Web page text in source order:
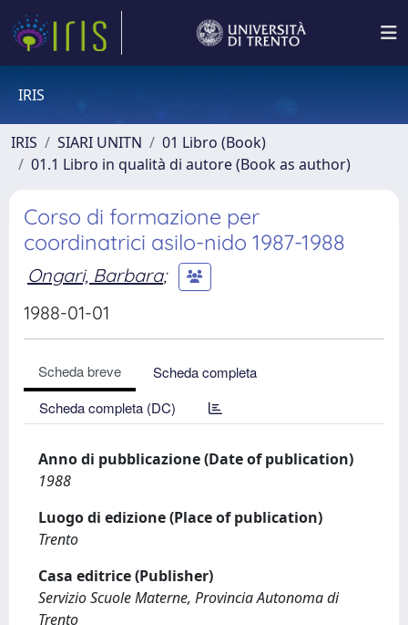
IRIS
IRIS SIARI UNITN
01 Libro (Book)
01.1 Libro in qualità di autore (Book as author)
Corso di formazione per
coordinatrici asilo-nido 1987-1988
Ongari, Barbara;
1988-01-01
Scheda breve
Scheda completa
Scheda completa (DC)
Anno di pubblicazione (Date of publication)
1988
Luogo di edizione (Place of publication)
Trento
Casa editrice (Publisher)
Servizio Scuole Materne, Provincia Autonoma di
Trento